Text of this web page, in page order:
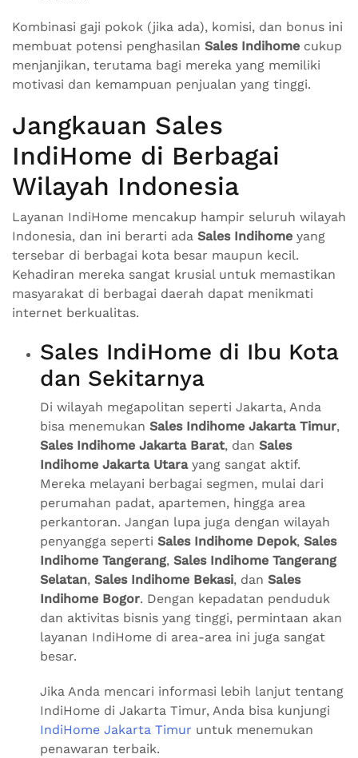
Kombinasi gaji pokok (jika ada), komisi, dan bonus ini
membuat potensi penghasilan Sales Indihome cukup
menjanjikan, terutama bagi mereka yang memiliki
motivasi dan kemampuan penjualan yang tinggi.
Jangkauan Sales
IndiHome di Berbagai
Wilayah Indonesia
Layanan IndiHome mencakup hampir seluruh wilayah
Indonesia, dan ini berarti ada Sales Indihome yang
tersebar di berbagai kota besar maupun kecil.
Kehadiran mereka sangat krusial untuk memastikan
masyarakat di berbagai daerah dapat menikmati
internet berkualitas.
Sales IndiHome di Ibu Kota
dan Sekitarnya
Di wilayah megapolitan seperti Jakarta, Anda
bisa menemukan Sales Indihome Jakarta Timur,
Sales Indihome Jakarta Barat, dan Sales
Indihome Jakarta Utarayang sangat aktif.
Mereka melayani berbagai segmen, mulai dari
perumahan padat, apartemen, hingga area
perkantoran. Jangan lupa juga dengan wilayah
penyangga seperti Sales Indihome Depok, Sales
Indihome Tangerang, Sales Indihome Tangerang
Selatan, Sales Indihome Bekasi, dan Sales
Indihome Bogor. Dengan kepadatan penduduk
dan aktivitas bisnis yang tinggi, permintaan akan
layanan IndiHome di area-area ini juga sangat
besar.
Jika Anda mencari informasi lebih lanjut tentang
IndiHome di Jakarta Timur, Anda bisa kunjungi
IndiHome Jakarta Timur untuk menemukan
penawaran terbaik.